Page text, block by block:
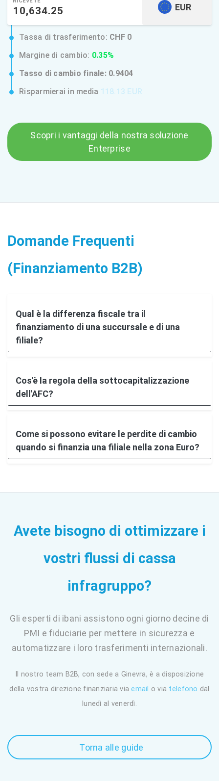
EUR
Tassa di trasferimento: CHF 0
Margine di cambio: 0.35%
Tasso di cambio finale: 0.9404
Risparmierai in media 118.13 EUR
Scopri i vantaggi della nostra soluzione
Enterprise
Domande Frequenti
(Finanziamento B2B)
Qual è la differenza fiscale tra il
finanziamento di una succursale e di una
filiale?
Cos'è la regola della sottocapitalizzazione
dell'AFC?
Come si possono evitare le perdite di cambio
quando si finanzia una filiale nella zona Euro?
Avete bisogno di ottimizzare i
vostri flussi di cassa
infragruppo?
Gli esperti di ibani assistono ogni giorno decine di
PMI e fiduciarie per mettere in sicurezza e
automatizzare i loro trasferimenti internazionali.
Il nostro team B2B, con sede a Ginevra, è a disposizione
della vostra direzione finanziaria viaemail o via telefono dal
lunedì al venerdì.
Torna alle guide